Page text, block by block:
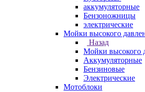
аккумуляторные
Бензоножницы
электрические
Мойки высокого
Назад
Мойки высокого
Аккумуляторные
Бензиновые
Электрические
Мотоблоки